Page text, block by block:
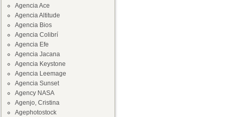
Agencia Ace
Agencia Altitude
Agencia Bios
Agencia Colibrí
Agencia Efe
Agencia Jacana
Agencia Keystone
Agencia Leemage
Agencia Sunset
Agency NASA
Agenjo, Cristina
Agephotostock